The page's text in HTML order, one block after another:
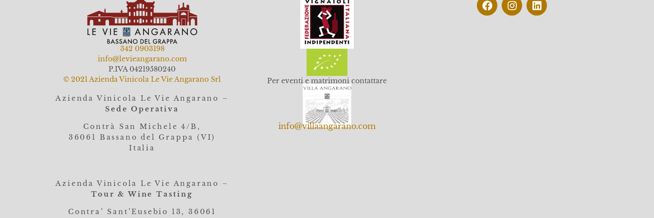
342 0903198
info@levieangarano.com
P.IVA 04219580240
© 2021 Azienda Vinicola Le Vie Angarano Srl
Azienda Vinicola Le Vie Angarano –
Sede Operativa
Contrà San Michele 4/B,
36061 Bassano del Grappa (VI)
Italia
Azienda Vinicola Le Vie Angarano –
Tour & Wine Tasting
Contra’ Sant’Eusebio 13, 36061
Per eventi e matrimoni contattare
info@villaangarano.com